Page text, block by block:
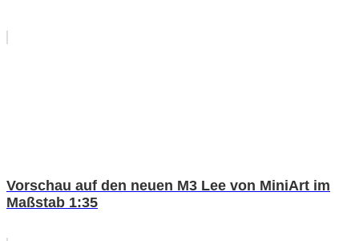
Vorschau auf den neuen M3 Lee von MiniArt im
Maßstab 1:35